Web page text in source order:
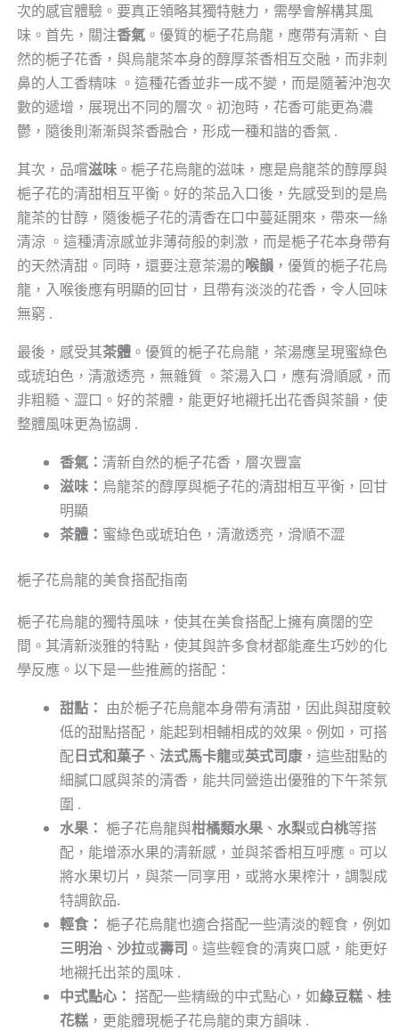
次的感官體驗。要真正領略其獨特魅力，需學會解構其風
味。首先，關注香氣。優質的梔子花烏龍，應帶有清新、自
然的梔子花香，與烏龍茶本身的醇厚茶香相互交融，而非刺
鼻的人工香精味 。這種花香並非一成不變，而是隨著沖泡次
數的遞增，展現出不同的層次。初泡時，花香可能更為濃
鬱，隨後則漸漸與茶香融合，形成一種和諧的香氣 .
其次，品嚐滋味。梔子花烏龍的滋味，應是烏龍茶的醇厚與
梔子花的清甜相互平衡。好的茶品入口後，先感受到的是烏
龍茶的甘醇，隨後梔子花的清香在口中蔓延開來，帶來一絲
清涼 。這種清涼感並非薄荷般的刺激，而是梔子花本身帶有
的天然清甜。同時，還要注意茶湯的喉韻，優質的梔子花烏
龍，入喉後應有明顯的回甘，且帶有淡淡的花香，令人回味
無窮 .
最後，感受其茶體。優質的梔子花烏龍，茶湯應呈現蜜綠色
或琥珀色，清澈透亮，無雜質 。茶湯入口，應有滑順感，而
非粗糙、澀口。好的茶體，能更好地襯托出花香與茶韻，使
整體風味更為協調 .
香氣： 清新自然的梔子花香，層次豐富
滋味： 烏龍茶的醇厚與梔子花的清甜相互平衡，回甘
明顯
茶體： 蜜綠色或琥珀色，清澈透亮，滑順不澀
梔子花烏龍的美食搭配指南
梔子花烏龍的獨特風味，使其在美食搭配上擁有廣闊的空
間。其清新淡雅的特點，使其與許多食材都能產生巧妙的化
學反應。以下是一些推薦的搭配：
甜點： 由於梔子花烏龍本身帶有清甜，因此與甜度較
低的甜點搭配，能起到相輔相成的效果。例如，可搭
配日式和菓子、 法式馬卡龍或英式司康，這些甜點的
細膩口感與茶的清香，能共同營造出優雅的下午茶氛
圍 .
水果： 梔子花烏龍與柑橘類水果、 水梨或白桃等搭
配，能增添水果的清新感，並與茶香相互呼應。可以
將水果切片，與茶一同享用，或將水果榨汁，調製成
特調飲品.
輕食： 梔子花烏龍也適合搭配一些清淡的輕食，例如
三明治、 沙拉或壽司 。這些輕食的清爽口感，能更好
地襯托出茶的風味 .
中式點心： 搭配一些精緻的中式點心，如綠豆糕、 桂
花糕，更能體現梔子花烏龍的東方韻味 .